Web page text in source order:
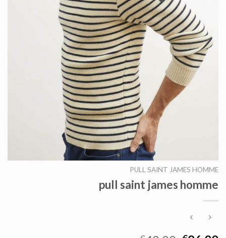
PULL SAINT JAMES HOMME
pull saint james homme